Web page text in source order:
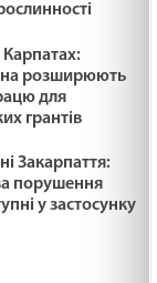
файно
файно
Карпатах:
розширюють
для
грантів
Закарпаття:
порушення
у застосунку